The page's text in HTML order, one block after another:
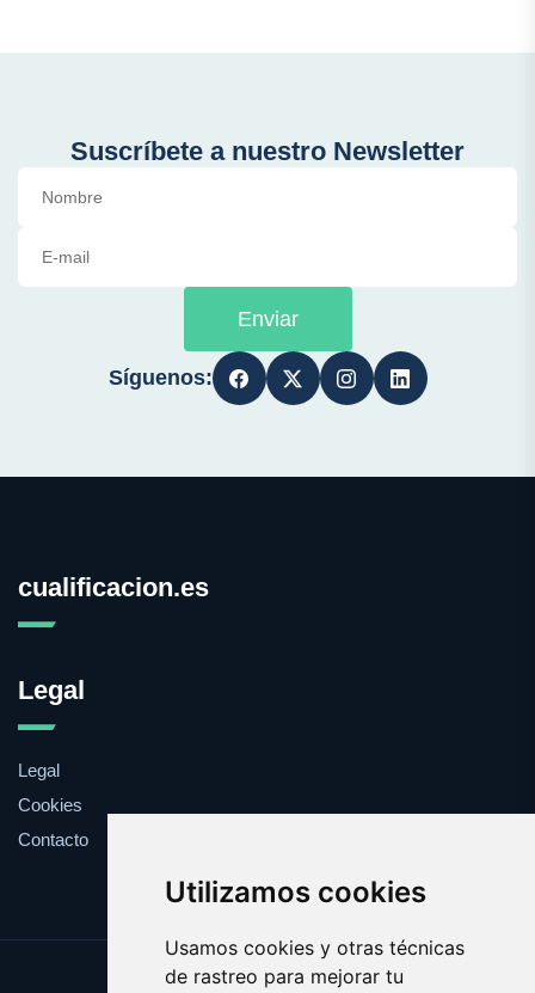
Utilizamos cookies
Usamos cookies y otras técnicas
de rastreo para mejorar tu
Suscríbete a nuestro Newsletter
Enviar
Síguenos:
cualificacion.es
Legal
Legal
Cookies
Contacto
Update cookies preferences